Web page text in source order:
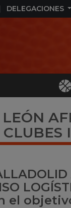
DELEGACIONES
el